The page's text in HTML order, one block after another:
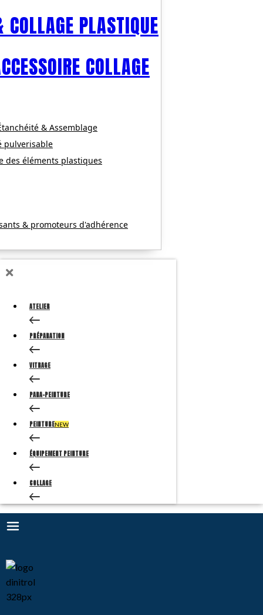
PLASTIQUE
COLLAGE
& Assemblage
pulverisable
des éléments plastiques
& promoteurs d'adhérence
ATELIER
PRÉPARATION
VITRAGE
PARA-PEINTURE
PEINTURENEW
ÉQUIPEMENT PEINTURE
COLLAGE